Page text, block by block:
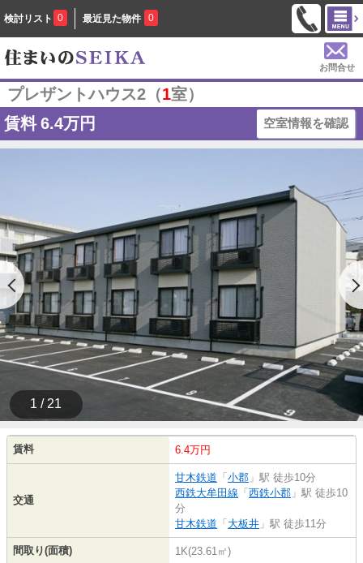
検討リスト 0 最近見た物件 0
お問合せ
プレザントハウス2（1室）
賃料 6.4万円 空室情報を確認
1 / 21
賃料 6.4万円
交通
甘木鉄道 「 小郡 」駅 徒歩10分
西鉄大牟田線 「 西鉄小郡 」駅 徒歩10
分
甘木鉄道 「 大板井 」駅 徒歩11分
間取り(面積) 1K(23.61㎡)